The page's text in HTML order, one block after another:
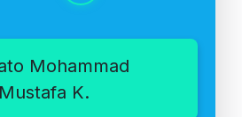
Mohammad
Mustafa K.